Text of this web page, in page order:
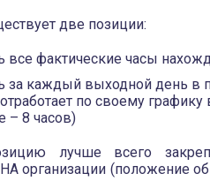
две позиции:
все фактические часы
за каждый выходной день в
по своему
– 8 часов)
лучше всего
организации (положение об